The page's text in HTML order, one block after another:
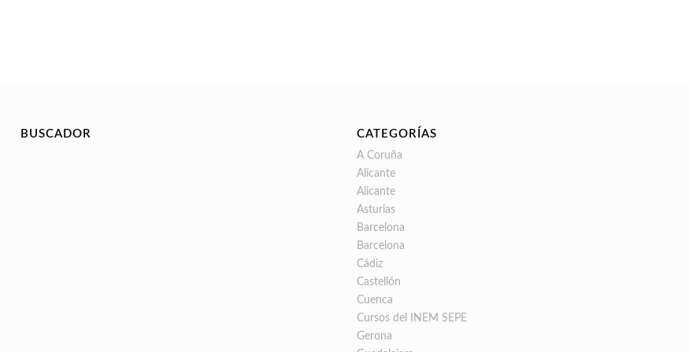
BUSCADOR CATEGORÍAS
A Coruña
Alicante
Alicante
Asturias
Barcelona
Barcelona
Cádiz
Castellón
Cuenca
Cursos del INEM SEPE
Gerona